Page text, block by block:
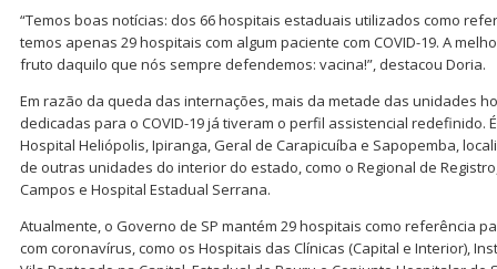
“Temos boas notícias: dos 66 hospitais estaduais utilizados como
temos apenas 29 hospitais com algum paciente com COVID-19. A
fruto daquilo que nós sempre defendemos: vacina!”, destacou Doria.
Em razão da queda das internações, mais da metade das unidades
dedicadas para o COVID-19 já tiveram o perfil assistencial redefinido.
Hospital Heliópolis, Ipiranga, Geral de Carapicuíba e Sapopemba,
de outras unidades do interior do estado, como o Regional de
Campos e Hospital Estadual Serrana.
Atualmente, o Governo de SP mantém 29 hospitais como referência
com coronavírus, como os Hospitais das Clínicas (Capital e Interior),